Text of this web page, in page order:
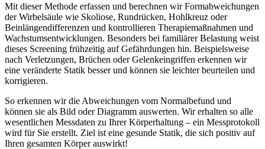
Mit dieser Methode erfassen und berechnen wir Formabweichungen
der Wirbelsäule wie Skoliose, Rundrücken, Hohlkreuz oder
Beinlängendifferenzen und kontrollieren Therapiemaßnahmen und
Wachstumsentwicklungen. Besonders bei familiärer Belastung weist
dieses Screening frühzeitig auf Gefährdungen hin. Beispielsweise
nach Verletzungen, Brüchen oder Gelenkeingriffen erkennen wir
eine veränderte Statik besser und können sie leichter beurteilen und
korrigieren.
So erkennen wir die Abweichungen vom Normalbefund und
können sie als Bild oder Diagramm auswerten. Wir erhalten so alle
wesentlichen Messdaten zu Ihrer Körperhaltung – ein Messprotokoll
wird für Sie erstellt. Ziel ist eine gesunde Statik, die sich positiv auf
Ihren gesamten Körper auswirkt!